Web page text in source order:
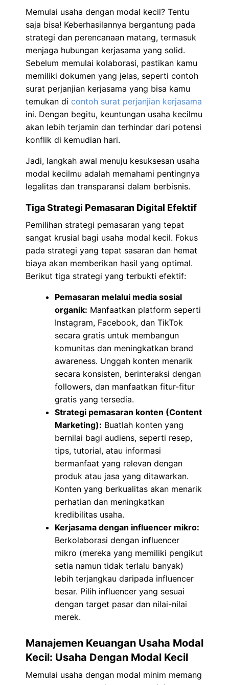
Memulai usaha dengan modal kecil? Tentu
saja bisa! Keberhasilannya bergantung pada
strategi dan perencanaan matang, termasuk
menjaga hubungan kerjasama yang solid.
Sebelum memulai kolaborasi, pastikan kamu
memiliki dokumen yang jelas, seperti contoh
surat perjanjian kerjasama yang bisa kamu
temukan di contoh surat perjanjian kerjasama
ini. Dengan begitu, keuntungan usaha kecilmu
akan lebih terjamin dan terhindar dari potensi
konflik di kemudian hari.
Jadi, langkah awal menuju kesuksesan usaha
modal kecilmu adalah memahami pentingnya
legalitas dan transparansi dalam berbisnis.
Tiga Strategi Pemasaran Digital Efektif
Pemilihan strategi pemasaran yang tepat
sangat krusial bagi usaha modal kecil. Fokus
pada strategi yang tepat sasaran dan hemat
biaya akan memberikan hasil yang optimal.
Berikut tiga strategi yang terbukti efektif:
Pemasaran melalui media sosial
organik: Manfaatkan platform seperti
Instagram, Facebook, dan TikTok
secara gratis untuk membangun
komunitas dan meningkatkan brand
awareness. Unggah konten menarik
secara konsisten, berinteraksi dengan
followers, dan manfaatkan fitur-fitur
gratis yang tersedia.
Strategi pemasaran konten (Content
Marketing): Buatlah konten yang
bernilai bagi audiens, seperti resep,
tips, tutorial, atau informasi
bermanfaat yang relevan dengan
produk atau jasa yang ditawarkan.
Konten yang berkualitas akan menarik
perhatian dan meningkatkan
kredibilitas usaha.
Kerjasama dengan influencer mikro:
Berkolaborasi dengan influencer
mikro (mereka yang memiliki pengikut
setia namun tidak terlalu banyak)
lebih terjangkau daripada influencer
besar. Pilih influencer yang sesuai
dengan target pasar dan nilai-nilai
merek.
Manajemen Keuangan Usaha Modal
Kecil: Usaha Dengan Modal Kecil
Memulai usaha dengan modal minim memang